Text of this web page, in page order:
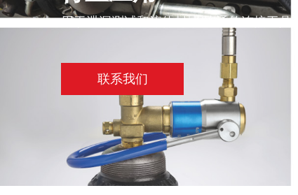
用于泄漏测试和流体封堵/连通的连接工具
联系我们